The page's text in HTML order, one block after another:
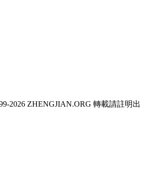
2026 ZHENGJIAN.ORG 轉載請註明出